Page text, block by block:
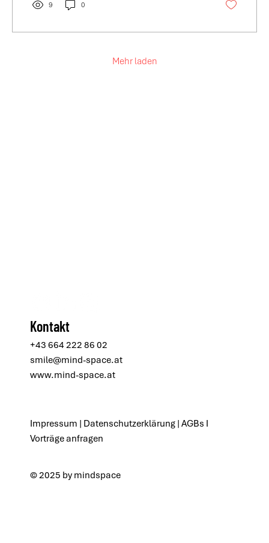
9 0
Mehr laden
Kontakt
+43 664 222 86 02
smile@mind-space.at
www.mind-space.at
Impressum | Datenschutzerklärung | AGBs I
Vorträge anfragen
© 2025 by mindspace